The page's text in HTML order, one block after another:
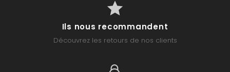
Ils nous recommandent
Découvrez les retours de nos clients